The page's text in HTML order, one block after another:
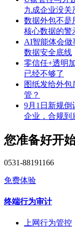
九成企业没关
数据外包不是
核心数据的警
AI智能体会做
数据安全底线
零信任+透明
已经不够了
图纸发给外包
管？
9月1日新规倒
企业，合规到
您准备好开
0531-88191166
免费体验
终端行为审计
上网行为管控